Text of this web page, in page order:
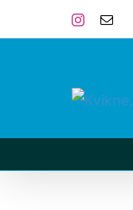
to
Instagram
E-